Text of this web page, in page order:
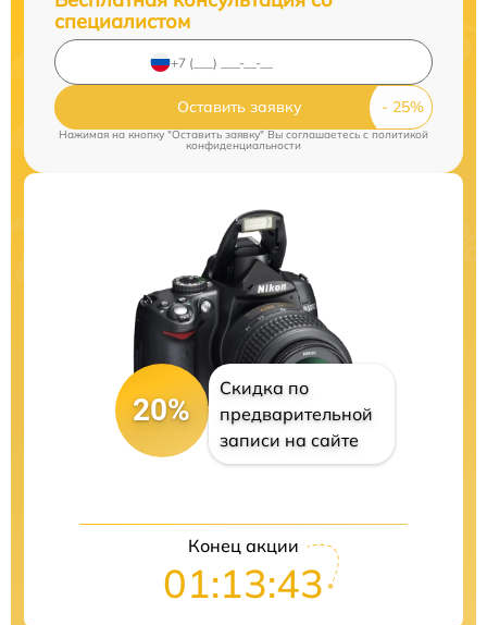
специалистом
Оставить заявку
Нажимая на кнопку "Оставить заявку" Вы соглашаетесь cполитикой
конфиденциальности
20%
Скидка по
предварительной
записи на сайте
Конец акции
01:13:42